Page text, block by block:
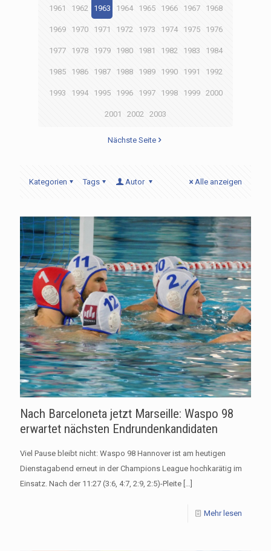
1961 1962 1963 1964 1965 1966 1967 1968
1969 1970 1971 1972 1973 1974 1975 1976
1977 1978 1979 1980 1981 1982 1983 1984
1985 1986 1987 1988 1989 1990 1991 1992
1993 1994 1995 1996 1997 1998 1999 2000
2001 2002 2003
Nächste Seite
Kategorien Tags Autor Alle anzeigen
Nach Barceloneta jetzt Marseille: Waspo 98
erwartet nächsten Endrundenkandidaten
Viel Pause bleibt nicht: Waspo 98 Hannover ist am heutigen
Dienstagabend erneut in der Champions League hochkarätig im
Einsatz. Nach der 11:27 (3:6, 4:7, 2:9, 2:5)-Pleite […]
Mehr lesen